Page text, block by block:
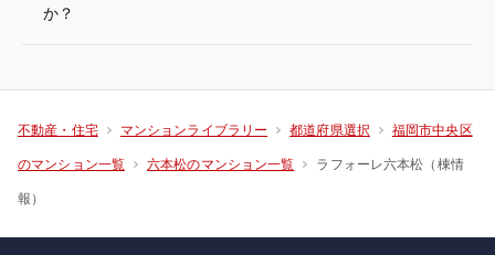
か？
不動産・住宅 マンションライブラリー 都道府県選択 福岡市中央区
のマンション一覧 六本松のマンション一覧 ラフォーレ六本松（棟情
報）